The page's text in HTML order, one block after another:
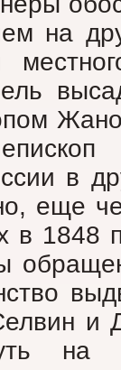
на
в
еще
в 1848
и
на